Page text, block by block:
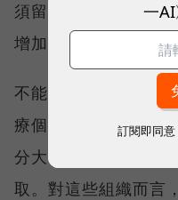
須留在靠近使用者與
增加，承接資料的裝
不能上雲的名單比想
療個資，金融與保險
分大學院校與設計公
取。對這些組織而言
一
訂閱即同意